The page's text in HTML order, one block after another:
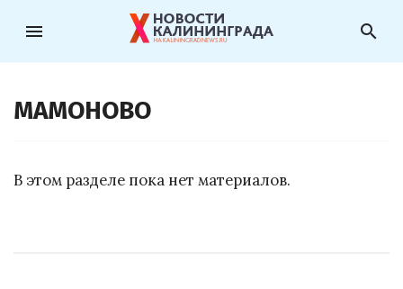
menu search
МАМОНОВО
В этом разделе пока нет материалов.